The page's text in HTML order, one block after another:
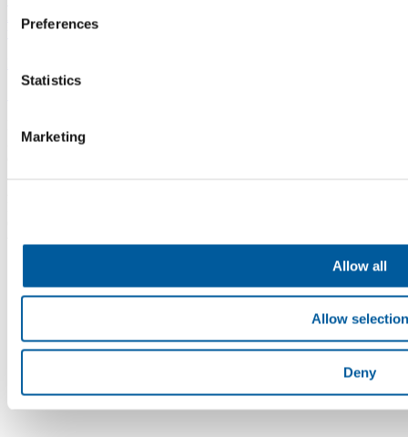
Preferences
Statistics
Marketing
Allow all
Allow selection
Deny
Aktuelles
27465021, mit Sitz in třída Tomáše Bati 1541, 763 61 Napajedla,